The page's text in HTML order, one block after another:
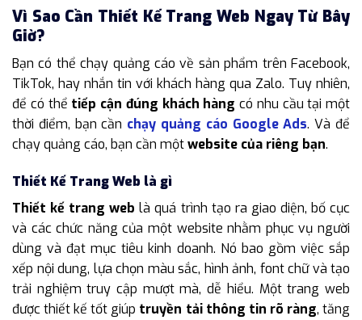
Vì Sao Cần Thiết Kế Trang Web Ngay Từ Bây
Giờ?
Bạn có thể chạy quảng cáo về sản phẩm trên Facebook,
TikTok, hay nhắn tin với khách hàng qua Zalo. Tuy nhiên,
để có thể tiếp cận đúng khách hàng có nhu cầu tại một
thời điểm, bạn cần chạy quảng cáo Google Ads. Và để
chạy quảng cáo, bạn cần mộtwebsite của riêng bạn.
Thiết Kế Trang Web là gì
Thiết kế trang web là quá trình tạo ra giao diện, bố cục
và các chức năng của một website nhằm phục vụ người
dùng và đạt mục tiêu kinh doanh. Nó bao gồm việc sắp
xếp nội dung, lựa chọn màu sắc, hình ảnh, font chữ và tạo
trải nghiệm truy cập mượt mà, dễ hiểu. Một trang web
được thiết kế tốt giúp truyền tải thông tin rõ ràng, tăng